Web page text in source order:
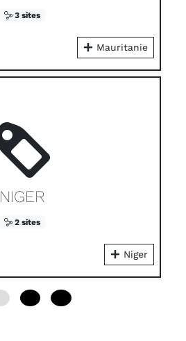
3 sites
Mauritanie
NIGER
2 sites
Niger